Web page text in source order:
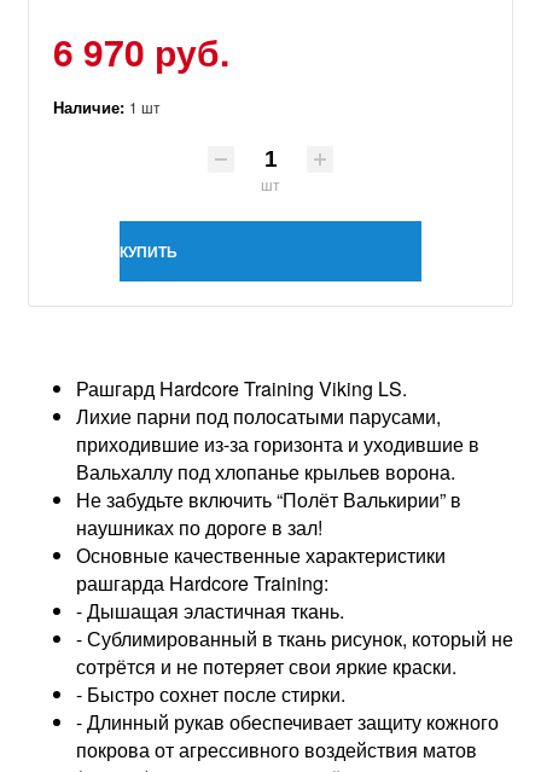
6 970 руб.
Наличие: 1 шт
шт
КУПИТЬ
Рашгард Hardcore Training Viking LS.
Лихие парни под полосатыми парусами,
приходившие из-за горизонта и уходившие в
Вальхаллу под хлопанье крыльев ворона.
Не забудьте включить “Полёт Валькирии” в
наушниках по дороге в зал!
Основные качественные характеристики
рашгарда Hardcore Training:
- Дышащая эластичная ткань.
- Сублимированный в ткань рисунок, который не
сотрётся и не потеряет свои яркие краски.
- Быстро сохнет после стирки.
- Длинный рукав обеспечивает защиту кожного
покрова от агрессивного воздействия матов